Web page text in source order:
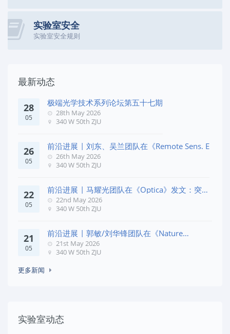
实验室安全
实验室安全规则
最新动态
28
05
极端光学技术系列论坛第五十七期
28th May 2026
340 W 50th ZJU
26
05
前沿进展 | 刘东、吴兰团队在《Remote Sens. E
26th May 2026
340 W 50th ZJU
22
05
前沿进展 | 马耀光团队在《Optica》发文：突破
几何相位
22nd May 2026
340 W 50th ZJU
21
05
前沿进展 | 郭敏/刘华锋团队在《Nature
Commun
21st May 2026
340 W 50th ZJU
更多新闻
实验室动态